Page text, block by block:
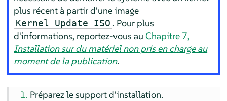
plus récent à partir d'une image
Kernel Update ISO . Pour plus
d'informations, reportez-vous auChapitre 7,
Installation sur du matériel non pris en charge au
moment de la publication.
Préparez le support d'installation.